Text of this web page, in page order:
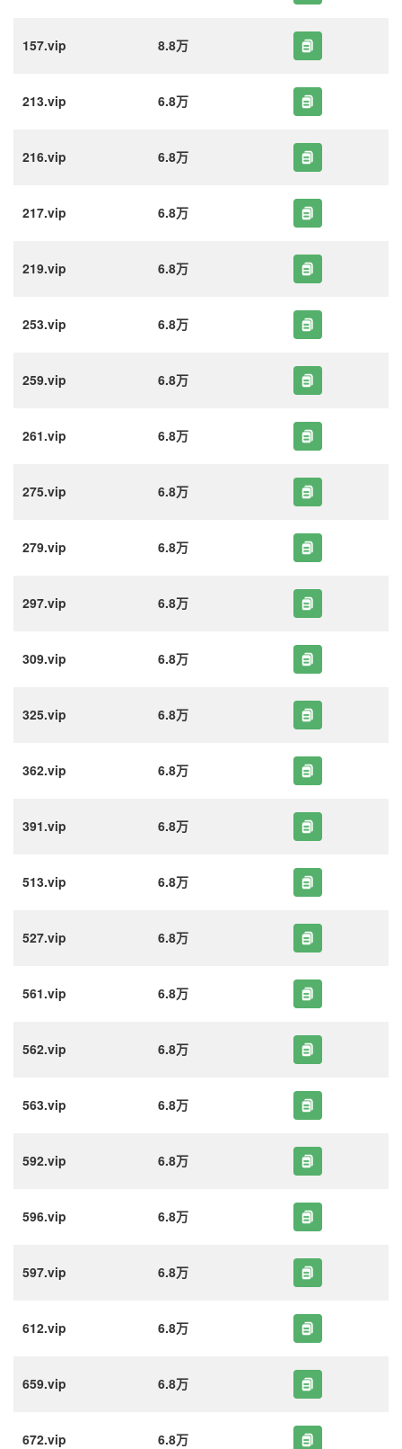
157.vip 8.8万
213.vip 6.8万
216.vip 6.8万
217.vip 6.8万
219.vip 6.8万
253.vip 6.8万
259.vip 6.8万
261.vip 6.8万
275.vip 6.8万
279.vip 6.8万
297.vip 6.8万
309.vip 6.8万
325.vip 6.8万
362.vip 6.8万
391.vip 6.8万
513.vip 6.8万
527.vip 6.8万
561.vip 6.8万
562.vip 6.8万
563.vip 6.8万
592.vip 6.8万
596.vip 6.8万
597.vip 6.8万
612.vip 6.8万
659.vip 6.8万
672.vip 6.8万